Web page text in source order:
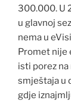
300.000. U
u glavnoj
nema u
Promet nije
isti porez
smještaja u
gdje